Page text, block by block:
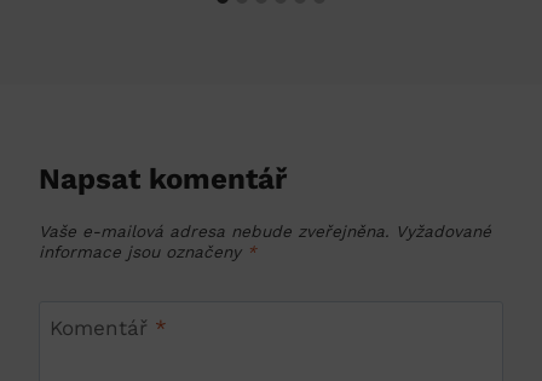
Napsat komentář
Vaše e-mailová adresa nebude zveřejněna. Vyžadované
informace jsou označeny *
Komentář *